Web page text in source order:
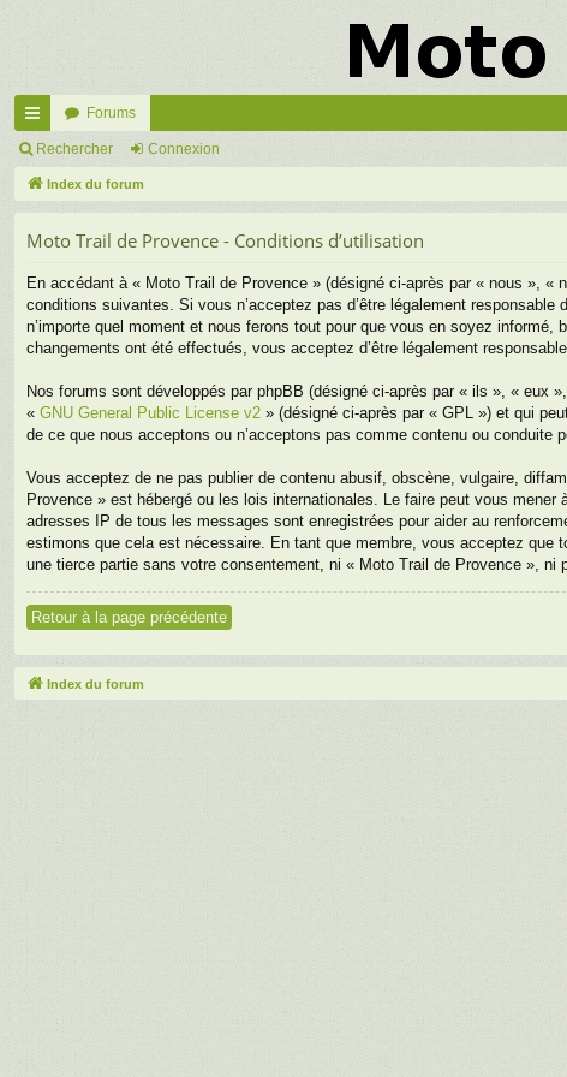
cc
ès
de
Forums
Rechercher Connexion
Index du forum
Moto Trail de Provence - Conditions d’utilisation
En accédant à « Moto Trail de Provence » (désigné ci-après par « nous »,
conditions suivantes. Si vous n’acceptez pas d’être légalement
n’importe quel moment et nous ferons tout pour que vous en soyez
changements ont été effectués, vous acceptez d’être légalement
Nos forums sont développés par phpBB (désigné ci-après par « ils », « eux
« GNU General Public License v2 » (désigné ci-après par « GPL ») et qui
de ce que nous acceptons ou n’acceptons pas comme contenu ou
Vous acceptez de ne pas publier de contenu abusif, obscène, vulgaire,
Provence » est hébergé ou les lois internationales. Le faire peut vous
adresses IP de tous les messages sont enregistrées pour aider au
estimons que cela est nécessaire. En tant que membre, vous acceptez
une tierce partie sans votre consentement, ni « Moto Trail de Provence »,
Retour à la page précédente
Index du forum